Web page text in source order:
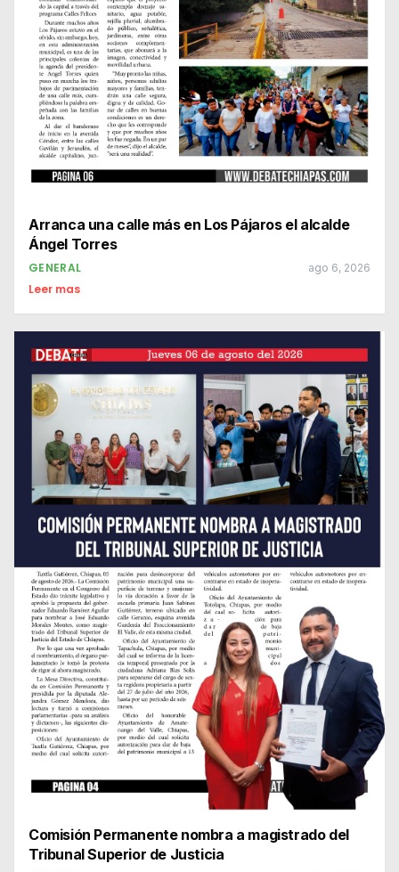
Arranca una calle más en Los Pájaros el alcalde
Ángel Torres
GENERAL ago 6, 2026
Leer mas
Comisión Permanente nombra a magistrado del
Tribunal Superior de Justicia